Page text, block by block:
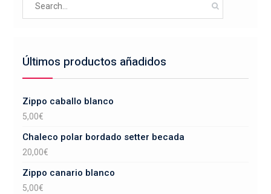
Últimos productos añadidos
Zippo caballo blanco
5,00€
Chaleco polar bordado setter becada
20,00€
Zippo canario blanco
5,00€